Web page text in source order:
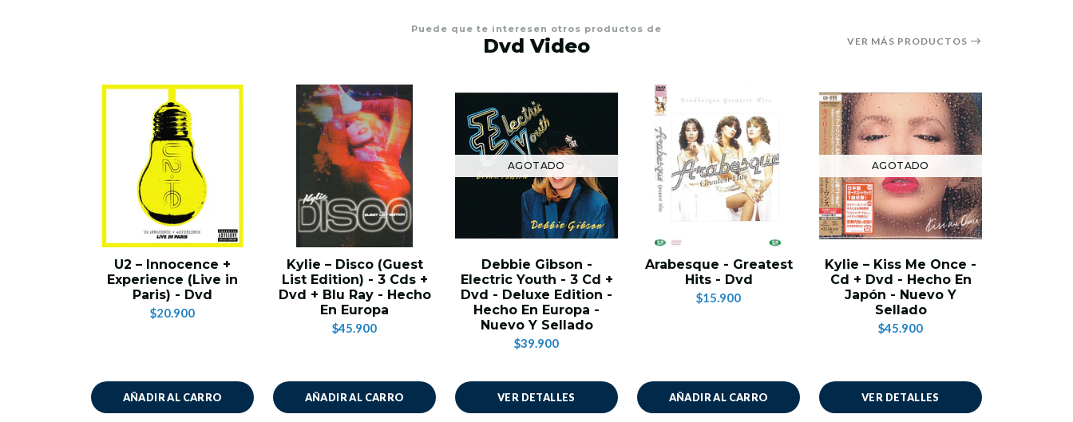
Puede que te interesen otros productos de
Dvd Video VER MÁS PRODUCTOS
U2 – Innocence +
Experience (Live in
Paris) - Dvd
$20.900
AÑADIR AL CARRO
Kylie – Disco (Guest
List Edition) - 3 Cds +
Dvd + Blu Ray - Hecho
En Europa
$45.900
AÑADIR AL CARRO
AGOTADO
Debbie Gibson -
Electric Youth - 3 Cd +
Dvd - Deluxe Edition -
Hecho En Europa -
Nuevo Y Sellado
$39.900
VER DETALLES
Arabesque - Greatest
Hits - Dvd
$15.900
AÑADIR AL CARRO
AGOTADO
Kylie – Kiss Me Once -
Cd + Dvd - Hecho En
Japón - Nuevo Y
Sellado
$45.900
VER DETALLES